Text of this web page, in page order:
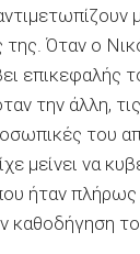
Όταν ο
επικεφαλής
την άλλη,
του
μείνει να
ήταν
καθοδήγηση